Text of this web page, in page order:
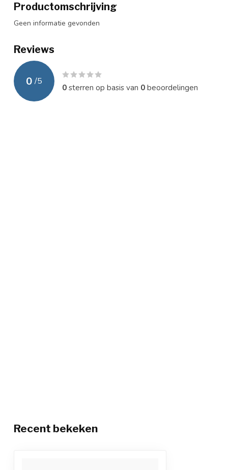
Productomschrijving
Geen informatie gevonden
Reviews
0 /5
0sterren op basis van 0beoordelingen
Recent bekeken